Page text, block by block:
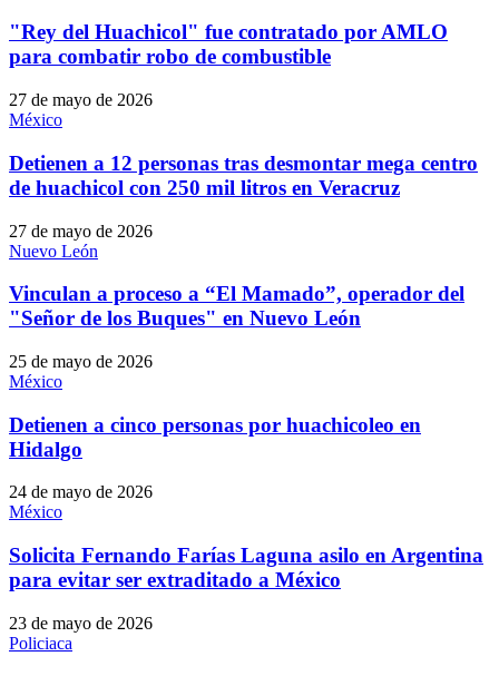
"Rey del Huachicol" fue contratado por AMLO
para combatir robo de combustible
27 de mayo de 2026
México
Detienen a 12 personas tras desmontar mega centro
de huachicol con 250 mil litros en Veracruz
27 de mayo de 2026
Nuevo León
Vinculan a proceso a “El Mamado”, operador del
"Señor de los Buques" en Nuevo León
25 de mayo de 2026
México
Detienen a cinco personas por huachicoleo en
Hidalgo
24 de mayo de 2026
México
Solicita Fernando Farías Laguna asilo en Argentina
para evitar ser extraditado a México
23 de mayo de 2026
Policiaca